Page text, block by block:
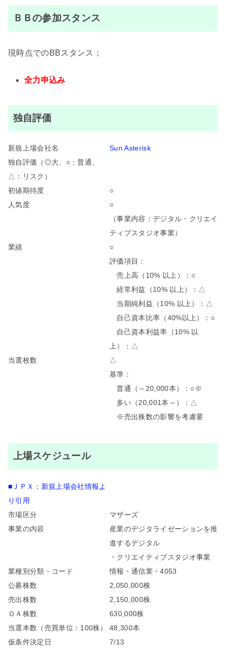
ＢＢの参加スタンス
現時点でのBBスタンス；
全力申込み
独自評価
新規上場会社名
Sun Asterisk
独自評価（◎大、○：普通、
△：リスク）
初値期待度
○
人気度
○
（事業内容：デジタル・クリエイ
ティブスタジオ事業）
業績
○
評価項目：
売上高（10% 以上）：○
経常利益（10% 以上）：△
当期純利益（10% 以上）：△
自己資本比率（40%以上）：○
自己資本利益率（10% 以
上）：△
当選枚数
△
基準：
普通（～20,000本）：○※
多い（20,001本～）：△
※売出株数の影響を考慮要
上場スケジュール
■ＪＰＸ：新規上場会社情報よ
り引用
市場区分
マザーズ
事業の内容
産業のデジタライゼーションを推
進するデジタル
・クリエイティブスタジオ事業
業種別分類・コード
情報・通信業・4053
公募株数
2,050,000株
売出株数
2,150,000株
ＯＡ株数
630,000株
当選本数（売買単位：100株）
48,300本
仮条件決定日
7/13